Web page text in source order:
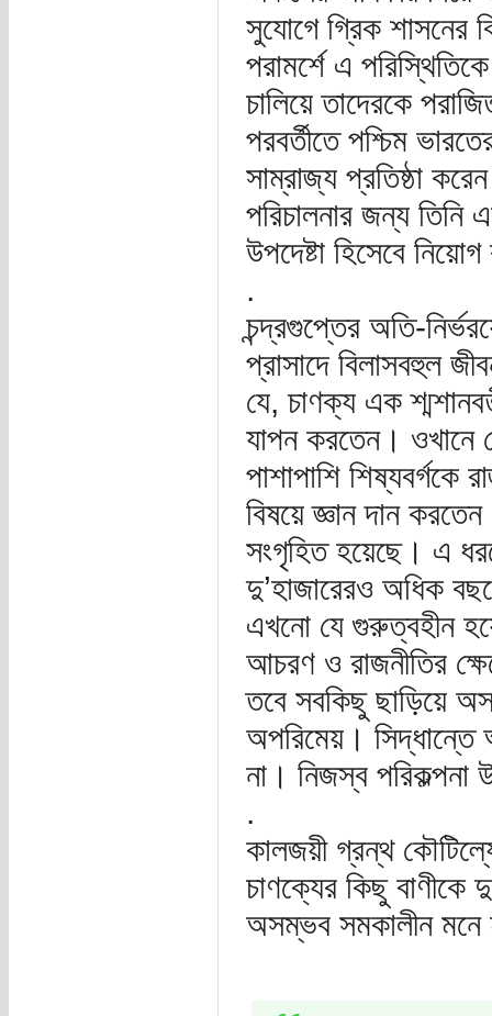
সুযোগে গ্রিক শাসনের
পরামর্শে এ
চালিয়ে তাদেরকে
পরবর্তীতে পশ্চিম
সাম্রাজ্য প্রতিষ্ঠা
পরিচালনার জন্য তিনি
উপদেষ্টা হিসেবে
.
চন্দ্রগুপ্তের অতি-
প্রাসাদে বিলাসবহুল
যে, চাণক্য এক
যাপন করতেন। ওখানে
পাশাপাশি
বিষয়ে জ্ঞান দান
সংগৃহিত হয়েছে। এ
দু’হাজারেরও অধিক
এখনো যে গুরুত্বহীন হয়ে
আচরণ ও রাজনীতির
তবে সবকিছু ছাড়িয়ে
অপরিমেয়।
না। নিজস্ব পরিকল্পনা
.
কালজয়ী গ্রন্থ
চাণক্যের কিছু বাণীকে
অসম্ভব সমকালীন মনে